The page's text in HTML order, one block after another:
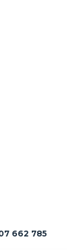
662 785